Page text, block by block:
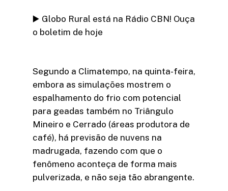
▶️ Globo Rural está na Rádio CBN! Ouça
o boletim de hoje
Segundo a Climatempo, na quinta-feira,
embora as simulações mostrem o
espalhamento do frio com potencial
para geadas também no Triângulo
Mineiro e Cerrado (áreas produtora de
café), há previsão de nuvens na
madrugada, fazendo com que o
fenômeno aconteça de forma mais
pulverizada, e não seja tão abrangente.